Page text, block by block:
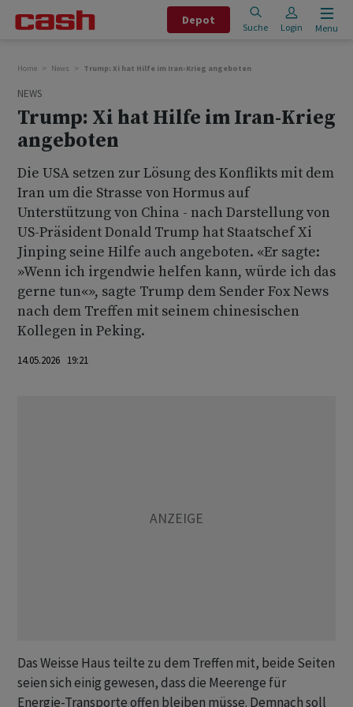
Depot
Suche Login Menu
Home News Trump: Xi hat Hilfe im Iran-Krieg angeboten
NEWS
Trump: Xi hat Hilfe im Iran-Krieg
angeboten
Die USA setzen zur Lösung des Konflikts mit dem
Iran um die Strasse von Hormus auf
Unterstützung von China - nach Darstellung von
US-Präsident Donald Trump hat Staatschef Xi
Jinping seine Hilfe auch angeboten. «Er sagte:
»Wenn ich irgendwie helfen kann, würde ich das
gerne tun«», sagte Trump dem Sender Fox News
nach dem Treffen mit seinem chinesischen
Kollegen in Peking.
14.05.2026 19:21
Das Weisse Haus teilte zu dem Treffen mit, beide Seiten
seien sich einig gewesen, dass die Meerenge für
Energie-Transporte offen bleiben müsse. Demnach soll